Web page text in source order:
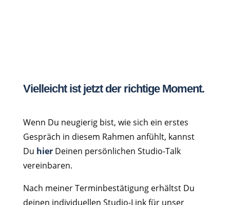
Vielleicht ist jetzt der richtige Moment.
Wenn Du neugierig bist, wie sich ein erstes
Gespräch in diesem Rahmen anfühlt, kannst
Du hierDeinen persönlichen Studio-Talk
vereinbaren.
Nach meiner Terminbestätigung erhältst Du
deinen individuellen Studio-Link für unser